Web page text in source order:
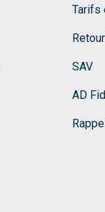
Tarifs
SAV
AD